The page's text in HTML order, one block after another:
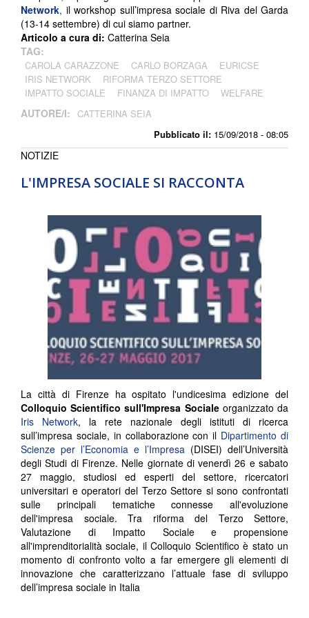
Pubblicato il: 15/09/2018 - 08:05
Network, il workshop sull’impresa sociale di Riva del Garda
(13-14 settembre) di cui siamo partner.
Articolo a cura di: Catterina Seia
TAG:
CAROLA CARAZZONE CARLO BORZAGA
EURICSE
IRIS NETWORK
RIFORMA TERZO SETTORE
IMPATTO SOCIALE
FINANZA DI IMPATTO WELFARE
AUTORE/I: CATTERINA SEIA
L'IMPRESA SOCIALE SI RACCONTA
NOTIZIE
La città di Firenze ha ospitato l'undicesima edizione del
Colloquio Scientifico sull'Impresa Socialeorganizzato da
Iris Network, la rete nazionale degli istituti di ricerca
sull’impresa sociale, in collaborazione con il Dipartimento di
Scienze per l’Economia e l’Impresa (DISEI) dell’Università
degli Studi di Firenze. Nelle giornate di venerdì 26 e sabato
27 maggio, studiosi ed esperti del settore, ricercatori
universitari e operatori del Terzo Settore si sono confrontati
sulle principali tematiche connesse all'evoluzione
dell'impresa sociale. Tra riforma del Terzo Settore,
Valutazione di Impatto Sociale e propensione
all'imprenditorialità sociale, il Colloquio Scientifico è stato un
momento di confronto volto a far emergere gli elementi di
innovazione che caratterizzano l’attuale fase di sviluppo
dell’impresa sociale in Italia